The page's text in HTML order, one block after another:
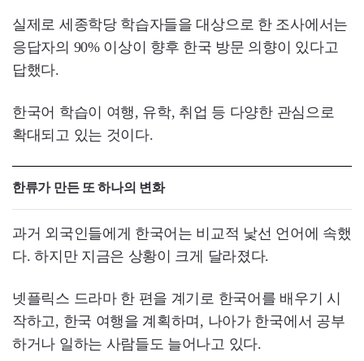
실제로 세종학당 학습자들을 대상으로 한 조사에서는
응답자의 90% 이상이 향후 한국 방문 의향이 있다고
답했다.
한국어 학습이 여행, 유학, 취업 등 다양한 관심으로
확대되고 있는 것이다.
한류가 만든 또 하나의 변화
과거 외국인들에게 한국어는 비교적 낯선 언어에 속했
다. 하지만 지금은 상황이 크게 달라졌다.
넷플릭스 드라마 한 편을 계기로 한국어를 배우기 시
작하고, 한국 여행을 계획하며, 나아가 한국에서 공부
하거나 일하는 사람들도 늘어나고 있다.